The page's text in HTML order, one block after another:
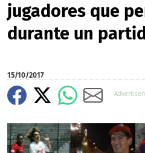
jugadores que
durante un
15/10/2017